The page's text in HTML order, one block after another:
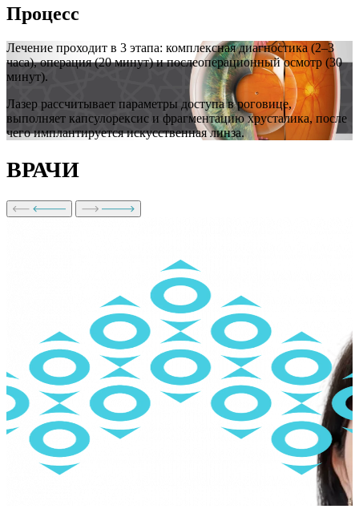
Процесс
Лечение проходит в 3 этапа: комплексная диагностика (2–3
часа), операция (20 минут) и послеоперационный осмотр (30
минут).
Лазер рассчитывает параметры доступа в роговице,
выполняет капсулорексис и фрагментацию хрусталика, после
чего имплантируется искусственная линза.
ВРАЧИ